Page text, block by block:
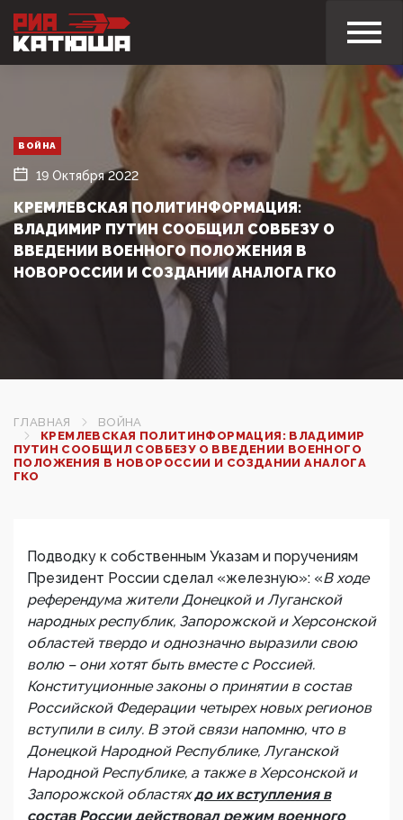
ВОЙНА
19 Октября 2022
КРЕМЛЕВСКАЯ ПОЛИТИНФОРМАЦИЯ:
ВЛАДИМИР ПУТИН СООБЩИЛ СОВБЕЗУ О
ВВЕДЕНИИ ВОЕННОГО ПОЛОЖЕНИЯ В
НОВОРОССИИ И СОЗДАНИИ АНАЛОГА ГКО
ГЛАВНАЯ
ВОЙНА
КРЕМЛЕВСКАЯ ПОЛИТИНФОРМАЦИЯ: ВЛАДИМИР
ПУТИН СООБЩИЛ СОВБЕЗУ О ВВЕДЕНИИ ВОЕННОГО
ПОЛОЖЕНИЯ В НОВОРОССИИ И СОЗДАНИИ АНАЛОГА
ГКО
Подводку к собственным Указам и поручениям
Президент России сделал «железную»: «В ходе
референдума жители Донецкой и Луганской
народных республик, Запорожской и Херсонской
областей твердо и однозначно выразили свою
волю – они хотят быть вместе с Россией.
Конституционные законы о принятии в состав
Российской Федерации четырех новых регионов
вступили в силу. В этой связи напомню, что в
Донецкой Народной Республике, Луганской
Народной Республике, а также в Херсонской и
Запорожской областяхдо их вступления в
состав России действовал режим военного